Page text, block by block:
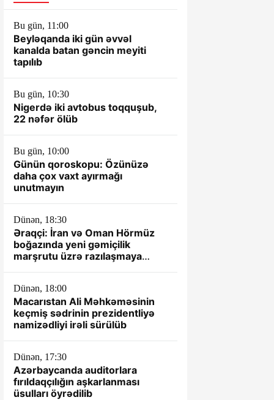
Bu gün, 11:00
Beyləqanda iki gün əvvəl
kanalda batan gəncin meyiti
tapılıb
Bu gün, 10:30
Nigerdə iki avtobus toqquşub,
22 nəfər ölüb
Bu gün, 10:00
Günün qoroskopu: Özünüzə
daha çox vaxt ayırmağı
unutmayın
Dünən, 18:30
Əraqçi: İran və Oman Hörmüz
boğazında yeni gəmiçilik
marşrutu üzrə razılaşmaya
Dünən, 18:00
Macarıstan Ali Məhkəməsinin
keçmiş sədrinin prezidentliyə
namizədliyi irəli sürülüb
Dünən, 17:30
Azərbaycanda auditorlara
fırıldaqçılığın aşkarlanması
üsulları öyrədilib